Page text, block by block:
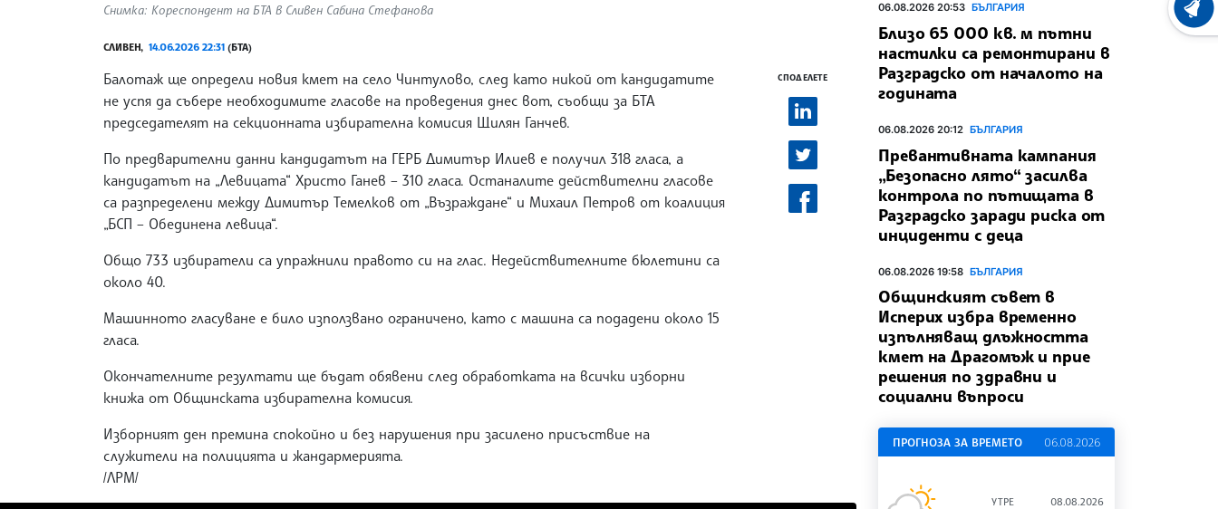
Снимка: Кореспондент на БТА в Сливен Сабина Стефанова
СЛИВЕН, 14.06.2026 22:31 (БТА)
Балотаж ще определи новия кмет на село Чинтулово, след като никой от кандидатите
не успя да събере необходимите гласове на проведения днес вот, съобщи за БТА
председателят на секционната избирателна комисия Щилян Ганчев.
По предварителни данни кандидатът на ГЕРБ Димитър Илиев е получил 318 гласа, а
кандидатът на „Левицата“ Христо Ганев – 310 гласа. Останалите действителни гласове
са разпределени между Димитър Темелков от „Възраждане“ и Михаил Петров от коалиция
„БСП – Обединена левица“.
Общо 733 избиратели са упражнили правото си на глас. Недействителните бюлетини са
около 40.
Машинното гласуване е било използвано ограничено, като с машина са подадени около 15
гласа.
Окончателните резултати ще бъдат обявени след обработката на всички изборни
книжа от Общинската избирателна комисия.
Изборният ден премина спокойно и без нарушения при засилено присъствие на
служители на полицията и жандармерията.
/ЛРМ/
СПОДЕЛЕТЕ
06.08.2026 20:53 БЪЛГАРИЯ
Близо 65 000 кв. м пътни
настилки са ремонтирани в
Разградско от началото на
годината
06.08.2026 20:12 БЪЛГАРИЯ
Превантивната кампания
„Безопасно лято“ засилва
контрола по пътищата в
Разградско заради риска от
инциденти с деца
06.08.2026 19:58 БЪЛГАРИЯ
Общинският съвет в
Исперих избра временно
изпълняващ длъжността
кмет на Драгомъж и прие
решения по здравни и
социални въпроси
ПРОГНОЗА ЗА ВРЕМЕТО 06.08.2026
УТРЕ 08.08.2026